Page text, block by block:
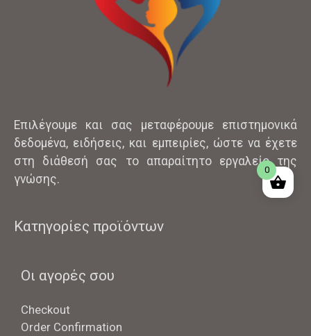
Επιλέγουμε και σας μεταφέρουμε επιστημονικά
δεδομένα, ειδήσεις, και εμπειρίες, ώστε να έχετε
στη διάθεσή σας το απαραίτητο εργαλείο της
γνώσης.
Κατηγορίες προϊόντων
Οι αγορές σου
Checkout
Order Confirmation
0